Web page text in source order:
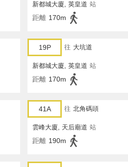
新都城大廈, 英皇道 站
距離 170m
19P 往 大坑道
新都城大廈, 英皇道 站
距離 170m
41A 往 北角碼頭
雲峰大廈, 天后廟道 站
距離 190m